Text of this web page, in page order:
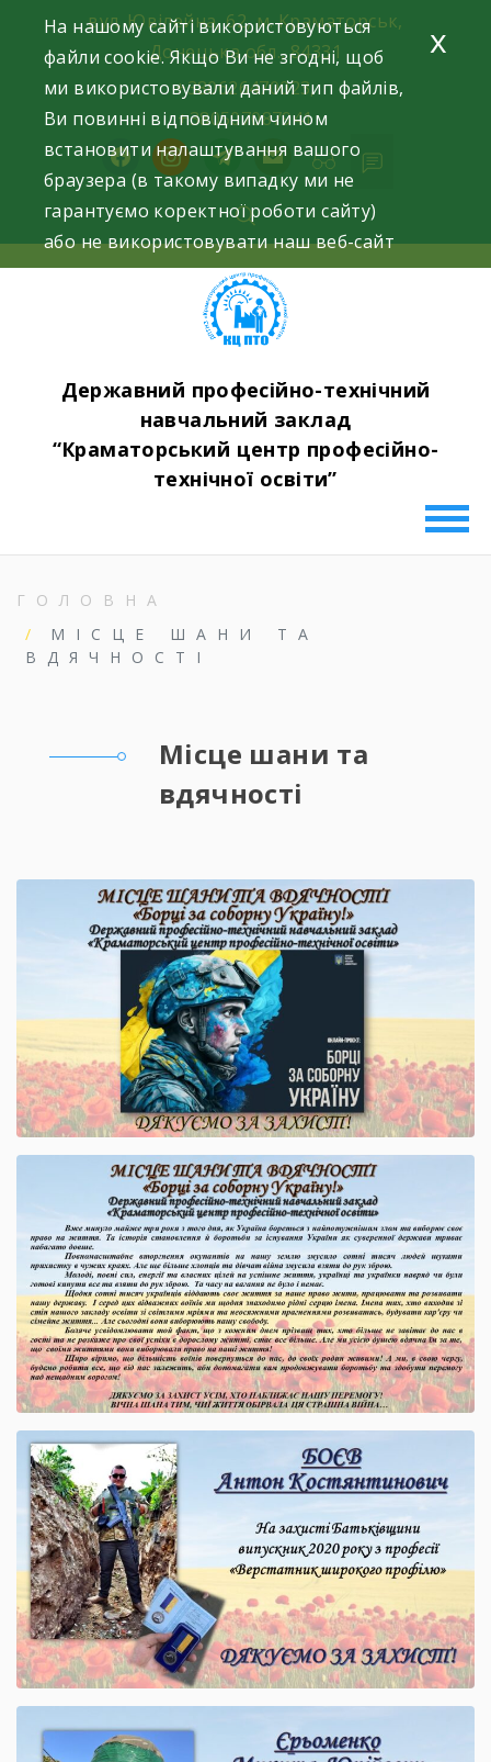
content
вул. Ювілейна, 62, м. Краматорськ,
Донецька обл., 84331
+380626470023,
+380507087941
facebookinstagramtelegram
mail
Державний професійно-технічний
навчальний заклад
“Краматорський центр професійно-
технічної освіти”
ГОЛОВНА
МІСЦЕ ШАНИ ТА
ВДЯЧНОСТІ
Місце шани та
вдячності
На нашому сайті використовуються
файли cookie. Якщо Ви не згодні, щоб
ми використовували даний тип файлів,
Ви повинні відповідним чином
встановити налаштування вашого
браузера (в такому випадку ми не
гарантуємо коректної роботи сайту)
або не використовувати наш веб-сайт
x